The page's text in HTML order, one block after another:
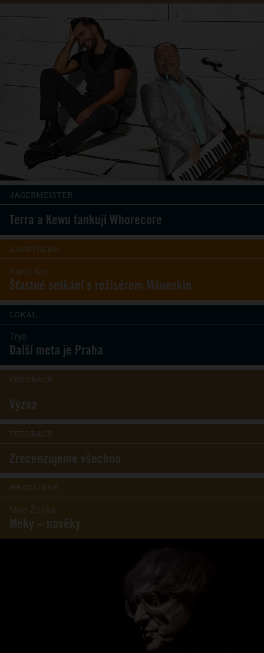
JÄGERMEISTER
Terra a Kewu tankují Whorecore
ZAOSTŘENO
Karin Ann
Šťastné setkání s režisérem Måneskin
LOKÁL
Tryo
Další meta je Praha
FEEDBACK
Výzva
FEEDBACK
Zrecenzujeme všechno
HEADLINER
Miro Žbirka
Meky – navěky